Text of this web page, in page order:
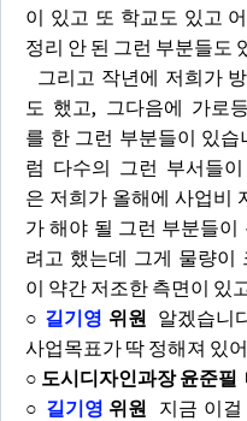
이 있고 또 학교도 있고
정리 안 된 그런 부분들도
그리고 작년에 저희가
도 했고, 그다음에 가로
를 한 그런 부분들이 있
럼 다수의 그런 부서들
은 저희가 올해에 사업비
가 해야 될 그런 부분들
려고 했는데 그게 물량이
이 약간 저조한 측면이 있
○ 길기영 위원 알겠습니
사업목표가 딱 정해져 있
○ 도시디자인과장 윤준필
○ 길기영 위원
지금 이